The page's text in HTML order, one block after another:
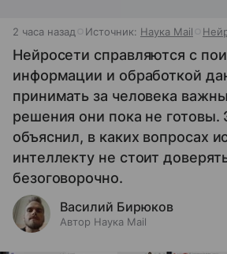
2 часа назад Источник: Наука Mail
Нейросети справляются с
информации и обработкой
принимать за человека
решения они пока не готовы.
объяснил, в каких вопросах
интеллекту не стоит
безоговорочно.
Василий Бирюков
Автор Наука Mail